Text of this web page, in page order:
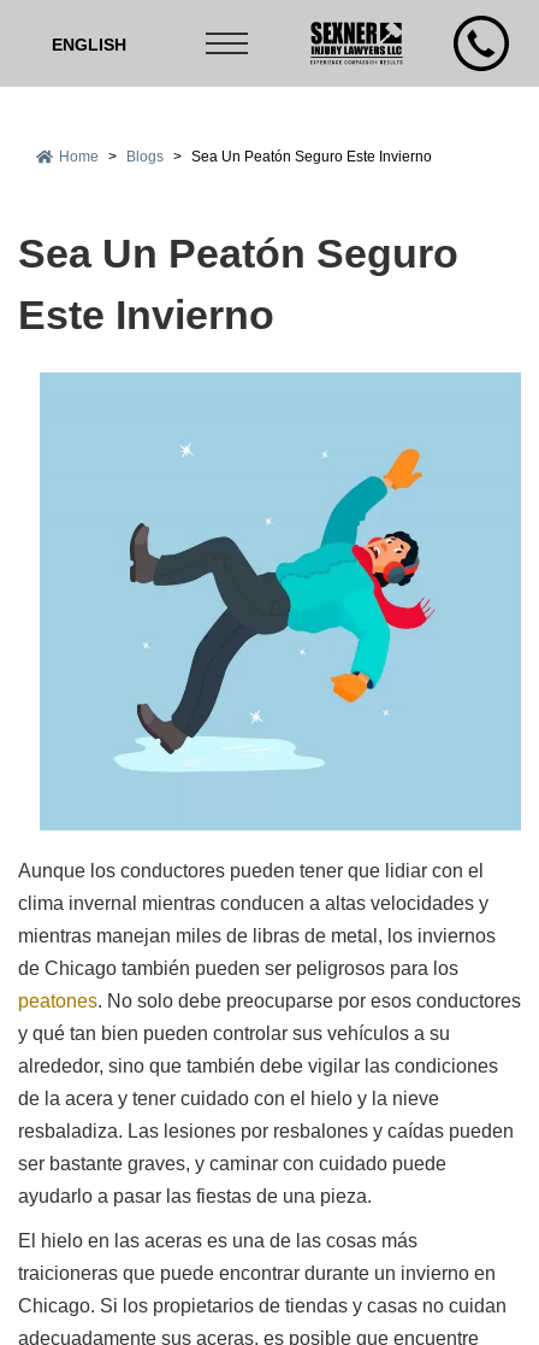
ENGLISH
Home > Blogs > Sea Un Peatón Seguro Este Invierno
Sea Un Peatón Seguro
Este Invierno
Aunque los conductores pueden tener que lidiar con el
clima invernal mientras conducen a altas velocidades y
mientras manejan miles de libras de metal, los inviernos
de Chicago también pueden ser peligrosos para los
peatones. No solo debe preocuparse por esos conductores
y qué tan bien pueden controlar sus vehículos a su
alrededor, sino que también debe vigilar las condiciones
de la acera y tener cuidado con el hielo y la nieve
resbaladiza. Las lesiones por resbalones y caídas pueden
ser bastante graves, y caminar con cuidado puede
ayudarlo a pasar las fiestas de una pieza.
El hielo en las aceras es una de las cosas más
traicioneras que puede encontrar durante un invierno en
Chicago. Si los propietarios de tiendas y casas no cuidan
adecuadamente sus aceras, es posible que encuentre